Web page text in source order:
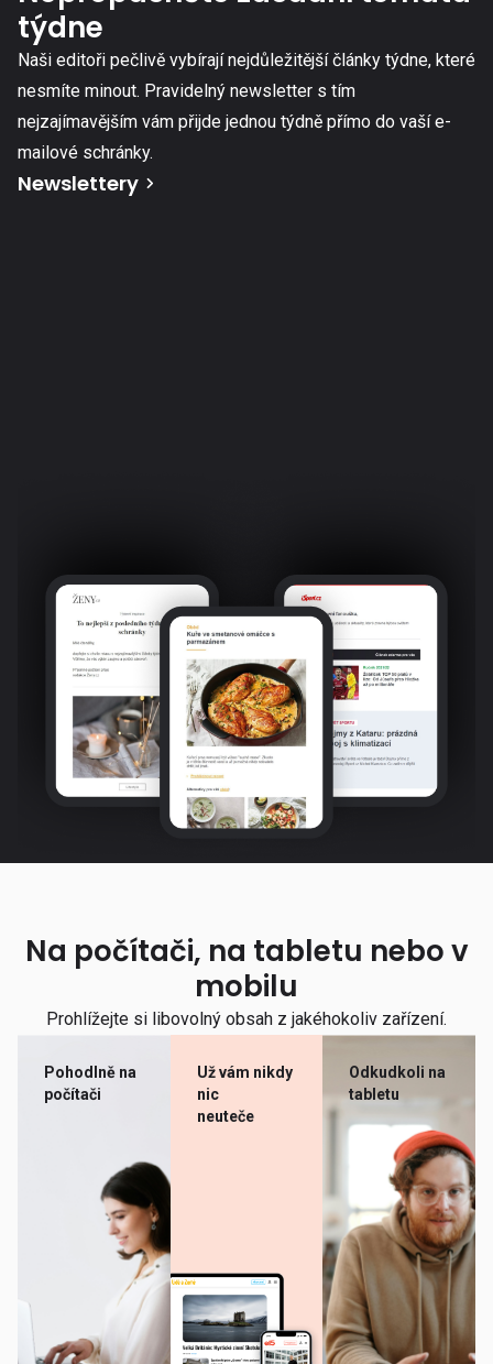
týdne
Naši editoři pečlivě vybírají nejdůležitější články týdne, které
nesmíte minout. Pravidelný newsletter s tím
nejzajímavějším vám přijde jednou týdně přímo do vaší e-
mailové schránky.
Newslettery
Na počítači, na tabletu nebo v
mobilu
Prohlížejte si libovolný obsah z jakéhokoliv zařízení.
Pohodlně na
počítači
Už vám nikdy
nic
neuteče
Odkudkoli na
tabletu